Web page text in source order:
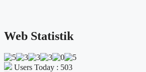
Web Statistik
Users Today : 503